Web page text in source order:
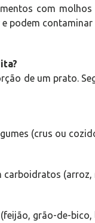
com
podem
de um prato.
(crus ou
(arroz,
grão-de-bico,